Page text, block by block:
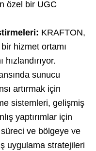
özel bir UGC
KRAFTON,
hizmet ortamı
hızlandırıyor.
sunucu
artırmak için
sistemleri, gelişmiş
yaptırımlar için
ve bölgeye ve
uygulama stratejileri